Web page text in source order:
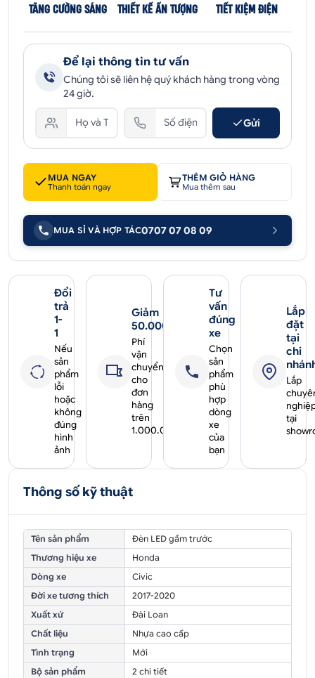
TĂNG CƯỜNG SÁNG THIẾT KẾ ẤN TƯỢNG TIẾT KIỆM ĐIỆN
Để lại thông tin tư vấn
Chúng tôi sẽ liên hệ quý khách hàng trong vòng
24 giờ.
Gửi
MUA NGAY
Thanh toán ngay
THÊM GIỎ HÀNG
Mua thêm sau
MUA SỈ VÀ HỢP TÁC0707 07 08 09
Đổi
trả
1-
1
Nếu
sản
phẩm
lỗi
hoặc
không
đúng
hình
ảnh
Giảm
50.000₫
Phí
vận
chuyển
cho
đơn
hàng
trên
1.000.000₫
Tư
vấn
đúng
xe
Chọn
sản
phẩm
phù
hợp
dòng
xe
của
bạn
Lắp
đặt
tại
chi
Lắp
tại
Thông số kỹ thuật
Tên sản phẩm
Đèn LED gầm trước
Thương hiệu xe
Honda
Dòng xe
Civic
Đời xe tương thích
2017-2020
Xuất xứ
Đài Loan
Chất liệu
Nhựa cao cấp
Tình trạng
Mới
Bộ sản phẩm
2 chi tiết